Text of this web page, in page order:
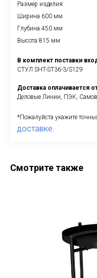
Размер изделия:
Ширина 600 мм
Глубина 450 мм
Высота 815 мм
В комплект поставки
СТУЛ SHT-ST36-3/S129
Доставка оплачивается
Деловые Линии, ПЭК,
*Пожалуйста укажите
доставке.
Смотрите также